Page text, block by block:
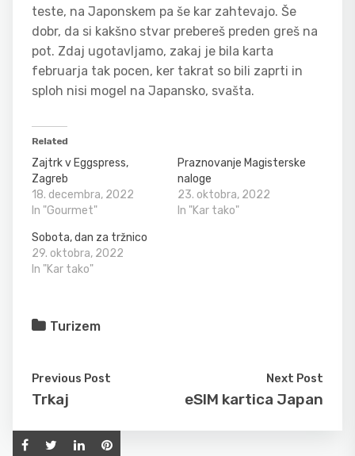
teste, na Japonskem pa še kar zahtevajo. Še
dobr, da si kakšno stvar prebereš preden greš na
pot. Zdaj ugotavljamo, zakaj je bila karta
februarja tak pocen, ker takrat so bili zaprti in
sploh nisi mogel na Japansko, svašta.
Related
Zajtrk v Eggspress,
Zagreb
18. decembra, 2022
In "Gourmet"
Praznovanje Magisterske
naloge
23. oktobra, 2022
In "Kar tako"
Sobota, dan za tržnico
29. oktobra, 2022
In "Kar tako"
Turizem
Previous Post
Trkaj
Next Post
eSIM kartica Japan